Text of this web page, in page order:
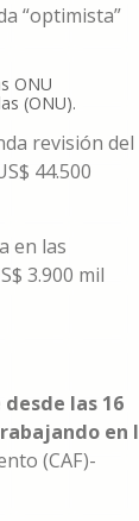
“optimista”
(ONU).
revisión del
44.500
en las
3.900 mil
las 16
en
(CAF)-